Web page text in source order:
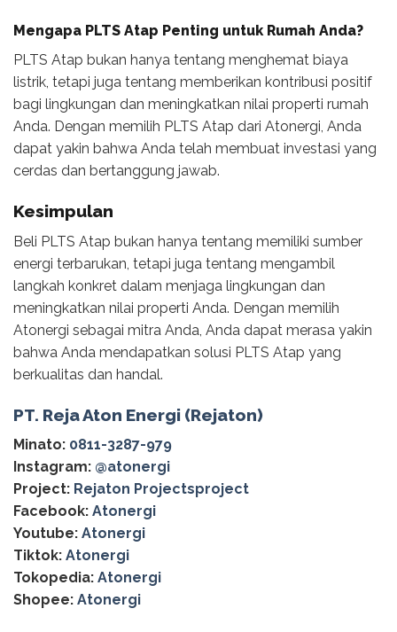
Mengapa PLTS Atap Penting untuk Rumah Anda?
PLTS Atap bukan hanya tentang menghemat biaya
listrik, tetapi juga tentang memberikan kontribusi positif
bagi lingkungan dan meningkatkan nilai properti rumah
Anda. Dengan memilih PLTS Atap dari Atonergi, Anda
dapat yakin bahwa Anda telah membuat investasi yang
cerdas dan bertanggung jawab.
Kesimpulan
Beli PLTS Atap bukan hanya tentang memiliki sumber
energi terbarukan, tetapi juga tentang mengambil
langkah konkret dalam menjaga lingkungan dan
meningkatkan nilai properti Anda. Dengan memilih
Atonergi sebagai mitra Anda, Anda dapat merasa yakin
bahwa Anda mendapatkan solusi PLTS Atap yang
berkualitas dan handal.
PT. Reja Aton Energi (Rejaton)
Minato: 0811-3287-979
Instagram: @‌atonergi
Project: Rejaton Projectsproject
Facebook: Atonergi
Youtube: Atonergi
Tiktok: Atonergi
Tokopedia: Atonergi
Shopee: Atonergi